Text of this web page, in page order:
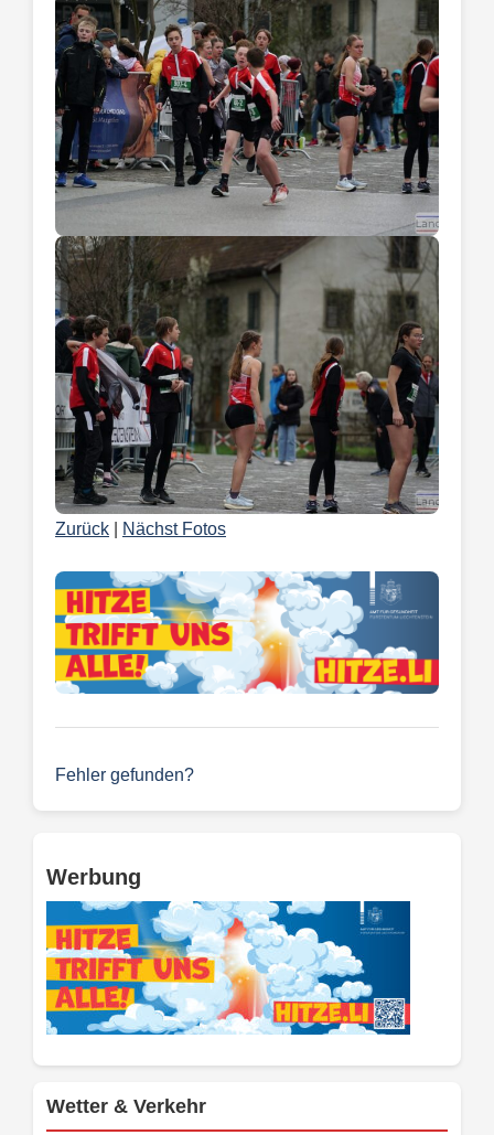
Zurück Nächst Fotos
Fehler gefunden?
Werbung
Wetter & Verkehr